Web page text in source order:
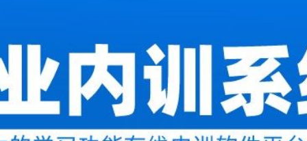
企业内训软件
开发